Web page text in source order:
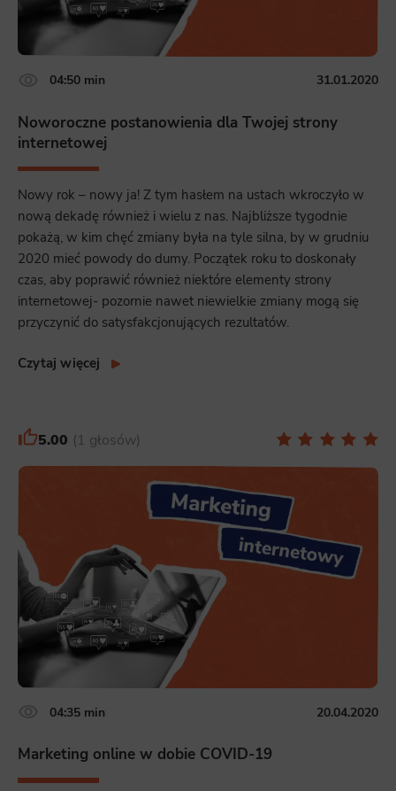
04:50 min 31.01.2020
Noworoczne postanowienia dla Twojej strony
internetowej
Nowy rok – nowy ja! Z tym hasłem na ustach wkroczyło w
nową dekadę również i wielu z nas. Najbliższe tygodnie
pokażą, w kim chęć zmiany była na tyle silna, by w grudniu
2020 mieć powody do dumy. Początek roku to doskonały
czas, aby poprawić również niektóre elementy strony
internetowej- pozornie nawet niewielkie zmiany mogą się
przyczynić do satysfakcjonujących rezultatów.
Czytaj więcej
5.00 1 głosów
04:35 min 20.04.2020
Marketing online w dobie COVID-19